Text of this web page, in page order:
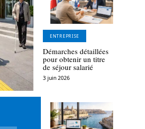
ENTREPRISE
Démarches détaillées
pour obtenir un titre
de séjour salarié
3 juin 2026